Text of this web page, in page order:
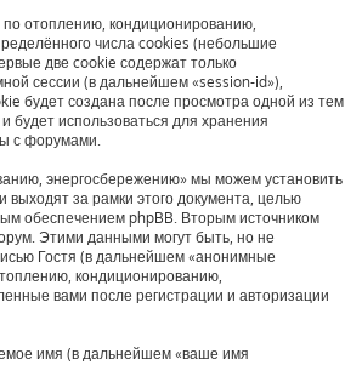
отоплению, кондиционированию,
числа cookies (небольшие
две cookie содержат только
сессии (в дальнейшем «session-id»),
будет создана после просмотра одной из тем
использоваться для хранения
с форумами.
энергосбережению» мы можем установить
за рамки этого документа, целью
обеспечением phpBB. Вторым источником
Этими данными могут быть, но не
Гостя (в дальнейшем «анонимные
кондиционированию,
вами после регистрации и авторизации
имя (в дальнейшем «ваше имя